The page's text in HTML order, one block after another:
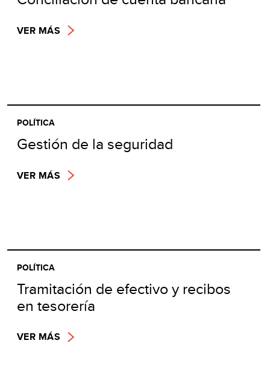
VER MÁS
POLÍTICA
Gestión de la seguridad
VER MÁS
POLÍTICA
Tramitación de efectivo y recibos
en tesorería
VER MÁS